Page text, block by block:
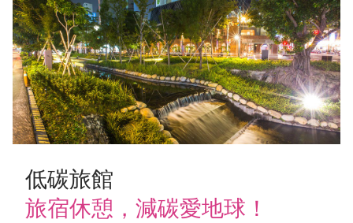
低碳旅館
旅宿休憩，減碳愛地球！